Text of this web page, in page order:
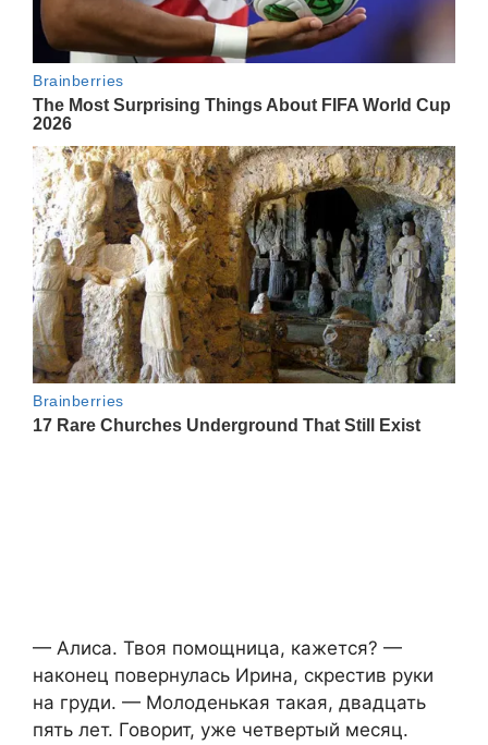
— Алиса. Твоя помощница, кажется? —
наконец повернулась Ирина, скрестив руки
на груди. — Молоденькая такая, двадцать
пять лет. Говорит, уже четвертый месяц.